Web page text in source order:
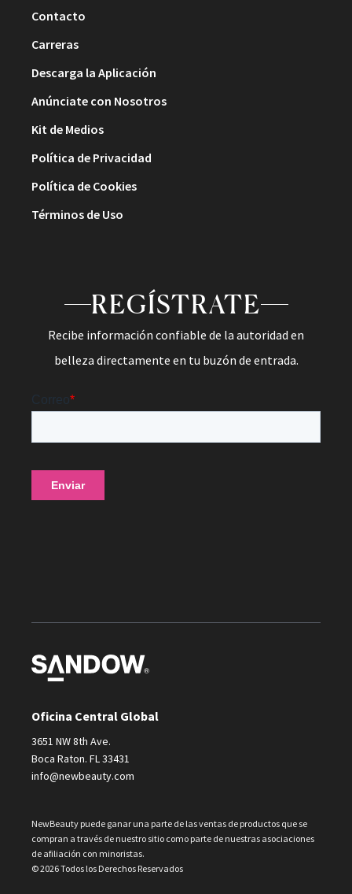
Contacto
Carreras
Descarga la Aplicación
Anúnciate con Nosotros
Kit de Medios
Política de Privacidad
Política de Cookies
Términos de Uso
REGÍSTRATE
Recibe información confiable de la autoridad en
belleza directamente en tu buzón de entrada.
Oficina Central Global
3651 NW 8th Ave.
Boca Raton. FL 33431
info@newbeauty.com
NewBeauty puede ganar una parte de las ventas de productos que se
compran a través de nuestro sitio como parte de nuestras asociaciones
de afiliación con minoristas.
© 2026 Todos los Derechos Reservados